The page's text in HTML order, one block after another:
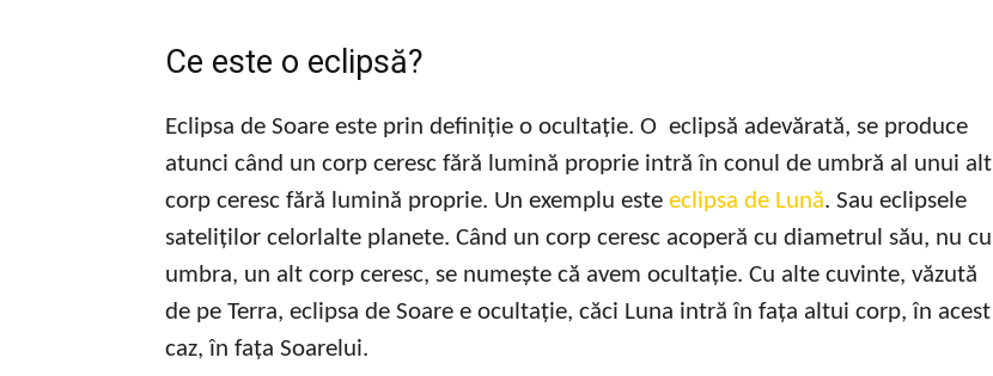
Ce este o eclipsă?
Eclipsa de Soare este prin definiție o ocultație. O eclipsă adevărată, se produce
atunci când un corp ceresc fără lumină proprie intră în conul de umbră al unui alt
corp ceresc fără lumină proprie. Un exemplu este eclipsa de Lună. Sau eclipsele
sateliților celorlalte planete. Când un corp ceresc acoperă cu diametrul său, nu cu
umbra, un alt corp ceresc, se numește că avem ocultație. Cu alte cuvinte, văzută
de pe Terra, eclipsa de Soare e ocultație, căci Luna intră în fața altui corp, în acest
caz, în fața Soarelui.